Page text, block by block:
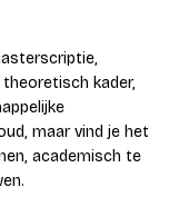
kader,
maar vind je het
academisch te